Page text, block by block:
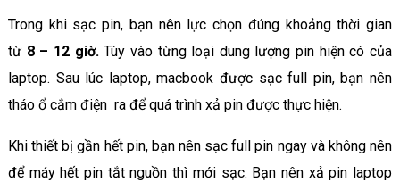
Trong khi sạc pin, bạn nên lực chọn đúng khoảng thời gian
từ 8 – 12 giờ. Tùy vào từng loại dung lượng pin hiện có của
laptop. Sau lúc laptop, macbook được sạc full pin, bạn nên
tháo ổ cắm điện ra để quá trình xả pin được thực hiện.
Khi thiết bị gần hết pin, bạn nên sạc full pin ngay và không nên
để máy hết pin tắt nguồn thì mới sạc. Bạn nên xả pin laptop